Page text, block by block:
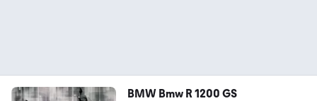
BMW Bmw R 1200 GS